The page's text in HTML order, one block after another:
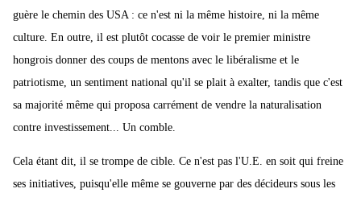
guère le chemin des USA : ce n'est ni la même histoire, ni la même
culture. En outre, il est plutôt cocasse de voir le premier ministre
hongrois donner des coups de mentons avec le libéralisme et le
patriotisme, un sentiment national qu'il se plait à exalter, tandis que c'est
sa majorité même qui proposa carrément de vendre la naturalisation
contre investissement... Un comble.
Cela étant dit, il se trompe de cible. Ce n'est pas l'U.E. en soit qui freine
ses initiatives, puisqu'elle même se gouverne par des décideurs sous les